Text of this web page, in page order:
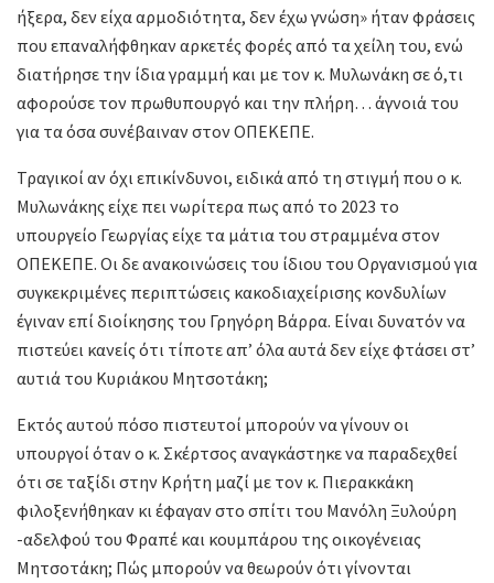
ήξερα, δεν είχα αρμοδιότητα, δεν έχω γνώση» ήταν φράσεις
που επαναλήφθηκαν αρκετές φορές από τα χείλη του, ενώ
διατήρησε την ίδια γραμμή και με τον κ. Μυλωνάκη σε ό,τι
αφορούσε τον πρωθυπουργό και την πλήρη… άγνοιά του
για τα όσα συνέβαιναν στον ΟΠΕΚΕΠΕ.
Τραγικοί αν όχι επικίνδυνοι, ειδικά από τη στιγμή που ο κ.
Μυλωνάκης είχε πει νωρίτερα πως από το 2023 το
υπουργείο Γεωργίας είχε τα μάτια του στραμμένα στον
ΟΠΕΚΕΠΕ. Οι δε ανακοινώσεις του ίδιου του Οργανισμού για
συγκεκριμένες περιπτώσεις κακοδιαχείρισης κονδυλίων
έγιναν επί διοίκησης του Γρηγόρη Βάρρα. Είναι δυνατόν να
πιστεύει κανείς ότι τίποτε απ’ όλα αυτά δεν είχε φτάσει στ’
αυτιά του Κυριάκου Μητσοτάκη;
Εκτός αυτού πόσο πιστευτοί μπορούν να γίνουν οι
υπουργοί όταν ο κ. Σκέρτσος αναγκάστηκε να παραδεχθεί
ότι σε ταξίδι στην Κρήτη μαζί με τον κ. Πιερακκάκη
φιλοξενήθηκαν κι έφαγαν στο σπίτι του Μανόλη Ξυλούρη
-αδελφού του Φραπέ και κουμπάρου της οικογένειας
Μητσοτάκη; Πώς μπορούν να θεωρούν ότι γίνονται